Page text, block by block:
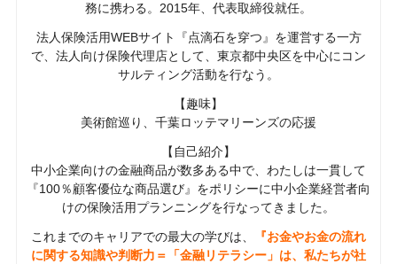
務に携わる。2015年、代表取締役就任。
法人保険活用WEBサイト『点滴石を穿つ』を運営する一方
で、法人向け保険代理店として、東京都中央区を中心にコン
サルティング活動を行なう。
【趣味】
美術館巡り、千葉ロッテマリーンズの応援
【自己紹介】
中小企業向けの金融商品が数多ある中で、わたしは一貫して
『100％顧客優位な商品選び』をポリシーに中小企業経営者向
けの保険活用プランニングを行なってきました。
これまでのキャリアでの最大の学びは、
『お金やお金の流れ
に関する知識や判断力＝「金融リテラシー」は、私たちが社